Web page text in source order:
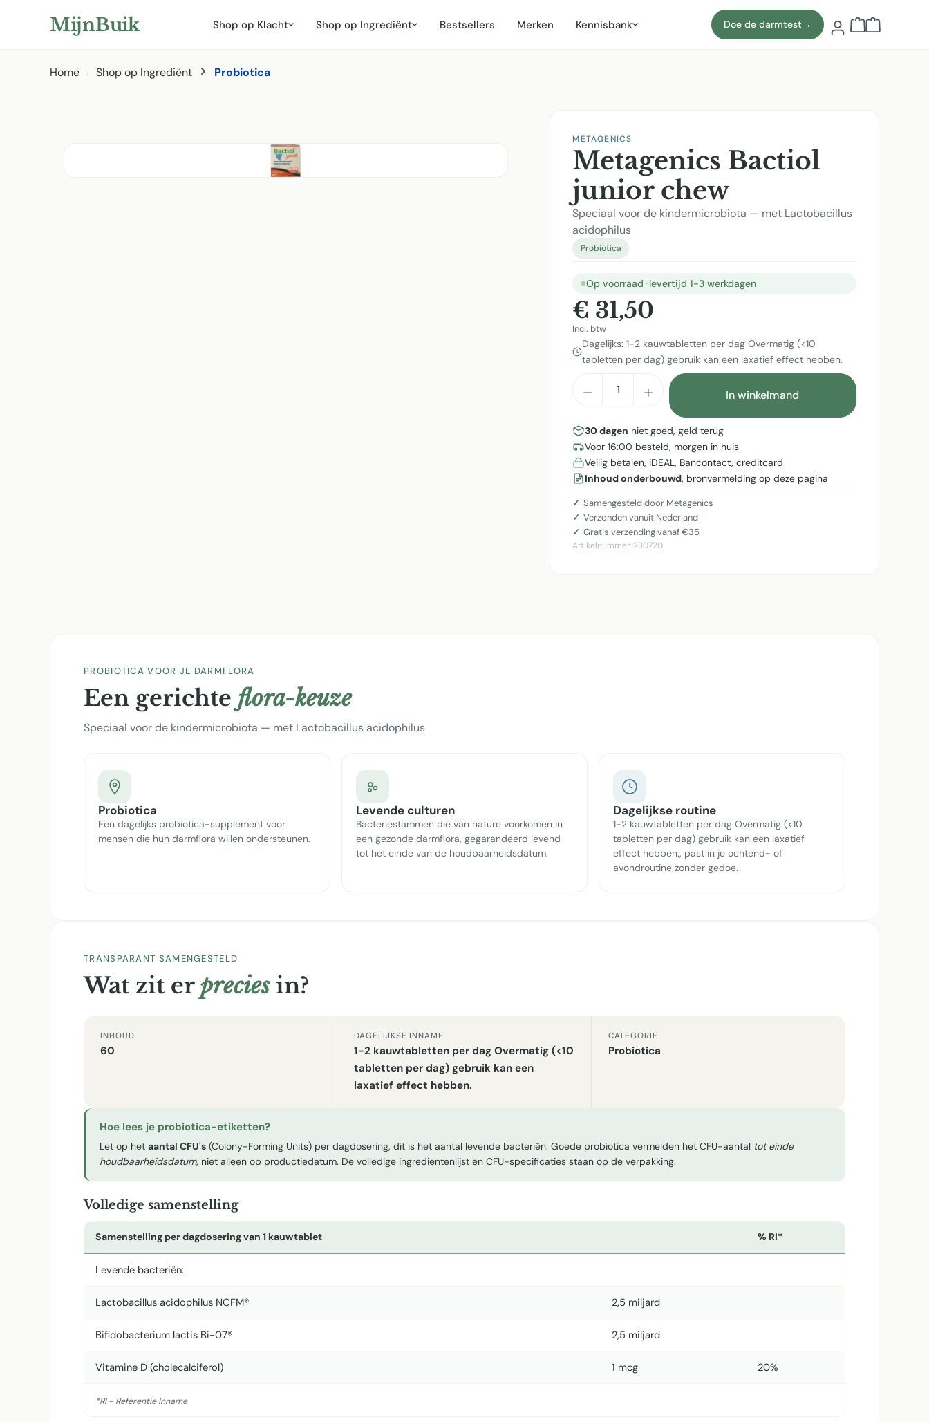
hoofdinhoud
Naar zoeken
Naar hoofdnavigatie
MijnBuik Shop op Klacht Shop op Ingrediënt Bestsellers Merken Kennisbank Doe de darmtest→
Home Shop op Ingrediënt Probiotica
METAGENICS
Metagenics Bactiol
junior chew
Speciaal voor de kindermicrobiota — met Lactobacillus
acidophilus
Probiotica
Op voorraad ·levertijd 1-3 werkdagen
€ 31,50
Incl. btw
Dagelijks: 1-2 kauwtabletten per dag Overmatig (<10
tabletten per dag) gebruik kan een laxatief effect hebben.
Producthoeveelheid: Voer de gewenste
In winkelmand
30 dagen niet goed, geld terug
Voor 16:00 besteld, morgen in huis
Veilig betalen, iDEAL, Bancontact, creditcard
Inhoud onderbouwd, bronvermelding op deze pagina
Samengesteld door Metagenics
Verzonden vanuit Nederland
Gratis verzending vanaf €35
Artikelnummer: 230720
PROBIOTICA VOOR JE DARMFLORA
Een gerichte flora-keuze
Speciaal voor de kindermicrobiota — met Lactobacillus acidophilus
Probiotica
Een dagelijks probiotica-supplement voor
mensen die hun darmflora willen ondersteunen.
Levende culturen
Bacteriestammen die van nature voorkomen in
een gezonde darmflora, gegarandeerd levend
tot het einde van de houdbaarheidsdatum.
Dagelijkse routine
1-2 kauwtabletten per dag Overmatig (<10
tabletten per dag) gebruik kan een laxatief
effect hebben., past in je ochtend- of
avondroutine zonder gedoe.
TRANSPARANT SAMENGESTELD
Wat zit er preciesin?
INHOUD
60
DAGELIJKSE INNAME
1-2 kauwtabletten per dag Overmatig (<10
tabletten per dag) gebruik kan een
laxatief effect hebben.
CATEGORIE
Probiotica
Hoe lees je probiotica-etiketten?
Let op het aantal CFU's (Colony-Forming Units) per dagdosering, dit is het aantal levende bacteriën. Goede probiotica vermelden het CFU-aantal tot einde
houdbaarheidsdatum, niet alleen op productiedatum. De volledige ingrediëntenlijst en CFU-specificaties staan op de verpakking.
Volledige samenstelling
Samenstelling per dagdosering van 1 kauwtablet % RI*
Levende bacteriën:
Lactobacillus acidophilus NCFM® 2,5 miljard
Bifidobacterium lactis Bi-07® 2,5 miljard
Vitamine D (cholecalciferol) 1 mcg 20%
*RI - Referentie Inname